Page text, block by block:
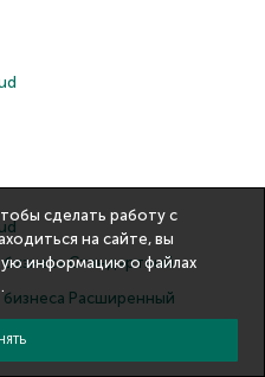
Cтандартный
Расширенный
сделать работу с
на сайте, вы
информацию о файлах
.